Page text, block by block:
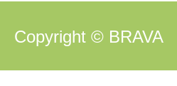
Copyright © BRAVA